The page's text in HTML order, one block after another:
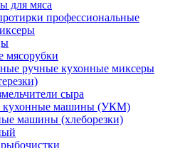
для мяса
профессиональные
ручные кухонные миксеры
сыра
кухонные машины (УКМ)
машины (хлеборезки)